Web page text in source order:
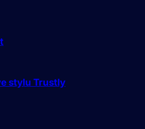
stylu Trustly